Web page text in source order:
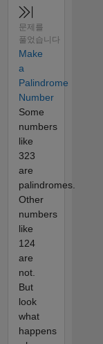
문제를
풀었습니다
Make
a
Palindrome
Number
Some
numbers
like
323
are
palindromes.
Other
numbers
like
124
are
not.
But
look
what
happens